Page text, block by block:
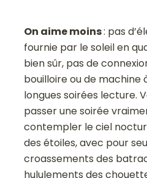
On aime moins: pas
fournie par le soleil en
bien sûr, pas de
bouilloire ou de machine
longues soirées lecture.
passer une soirée
contempler le ciel
des étoiles, avec pour
croassements des
hululements des